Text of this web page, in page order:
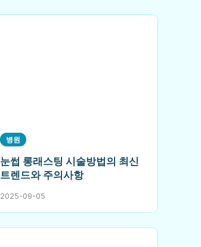
병원
눈썹 롱래스팅 시술방법의 최신
트렌드와 주의사항
2025-09-05